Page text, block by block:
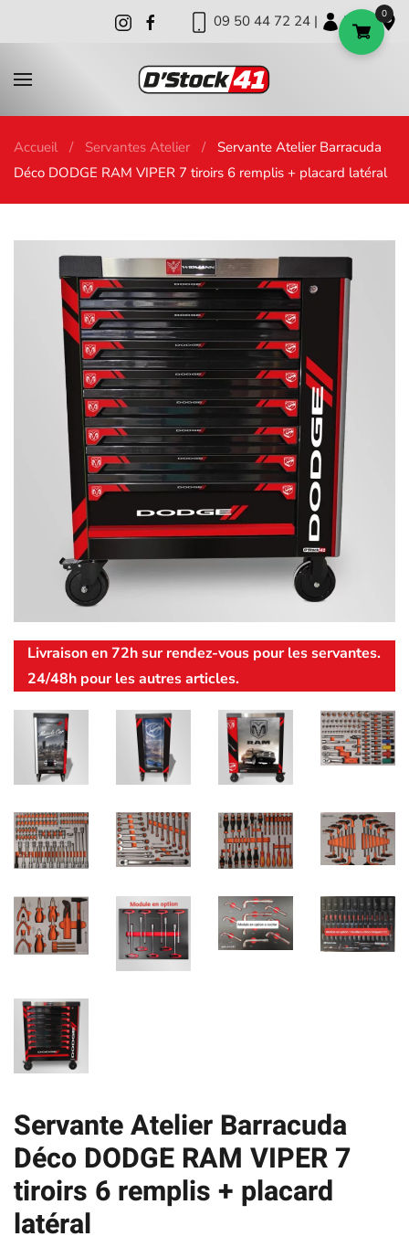
09 50 44 72 24 | | |
Accueil Servantes Atelier
Servante Atelier Barracuda
Déco DODGE RAM VIPER 7 tiroirs 6 remplis + placard latéral
Livraison en 72h sur rendez-vous pour les servantes.
24/48h pour les autres articles.
Servante Atelier Barracuda
Déco DODGE RAM VIPER 7
tiroirs 6 remplis + placard
latéral
0